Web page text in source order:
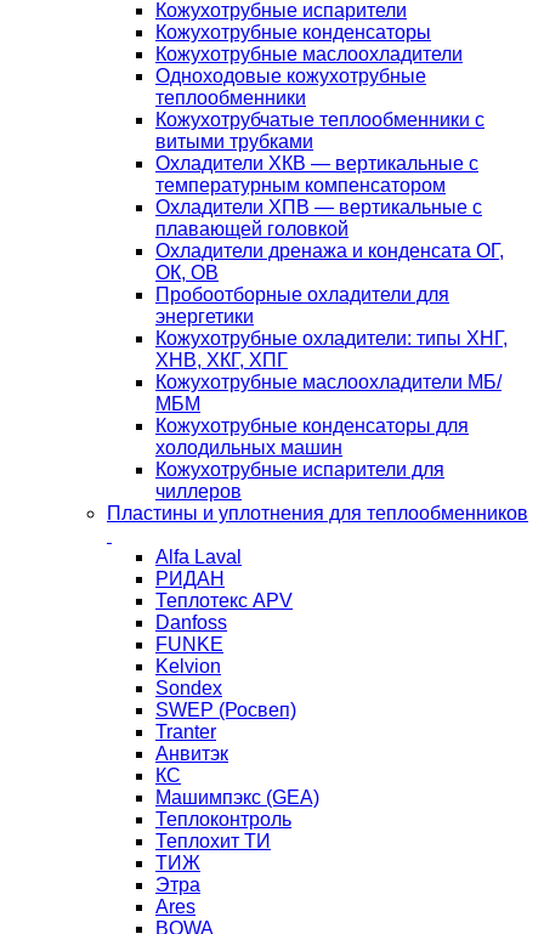
Кожухотрубные испарители
Кожухотрубные конденсаторы
Кожухотрубные маслоохладители
Одноходовые кожухотрубные
теплообменники
Кожухотрубчатые теплообменники с
витыми трубками
Охладители ХКВ — вертикальные с
температурным компенсатором
Охладители ХПВ — вертикальные с
плавающей головкой
Охладители дренажа и конденсата ОГ,
ОК, ОВ
Пробоотборные охладители для
энергетики
Кожухотрубные охладители: типы ХНГ,
ХНВ, ХКГ, ХПГ
Кожухотрубные маслоохладители МБ/
МБМ
Кожухотрубные конденсаторы для
холодильных машин
Кожухотрубные испарители для
чиллеров
Пластины и уплотнения для теплообменников
Alfa Laval
РИДАН
Теплотекс APV
Danfoss
FUNKE
Kelvion
Sondex
SWEP (Росвеп)
Tranter
Анвитэк
КС
Машимпэкс (GEA)
Теплоконтроль
Теплохит ТИ
ТИЖ
Этра
Ares
BOWA